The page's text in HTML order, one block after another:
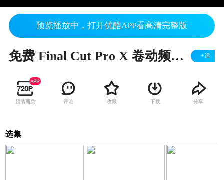
预览播放中，打开优酷APP看高清完整版
免费 Final Cut Pro X 卷动频道转场插件 +追
超清画质 评论 收藏 下载 分享
选集